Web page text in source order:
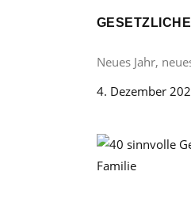
Neues Jahr,
4. Dezember
Familie